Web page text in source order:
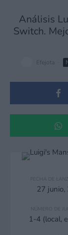
Análisis
Switch.
Efejota
FECHA DE
27 junio,
NÚMERO DE
1-4 (local,